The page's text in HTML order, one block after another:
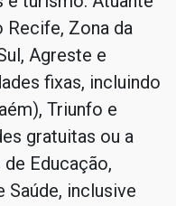
Recife, Zona da
Agreste e
fixas, incluindo
Triunfo e
gratuitas ou a
Educação,
Saúde, inclusive